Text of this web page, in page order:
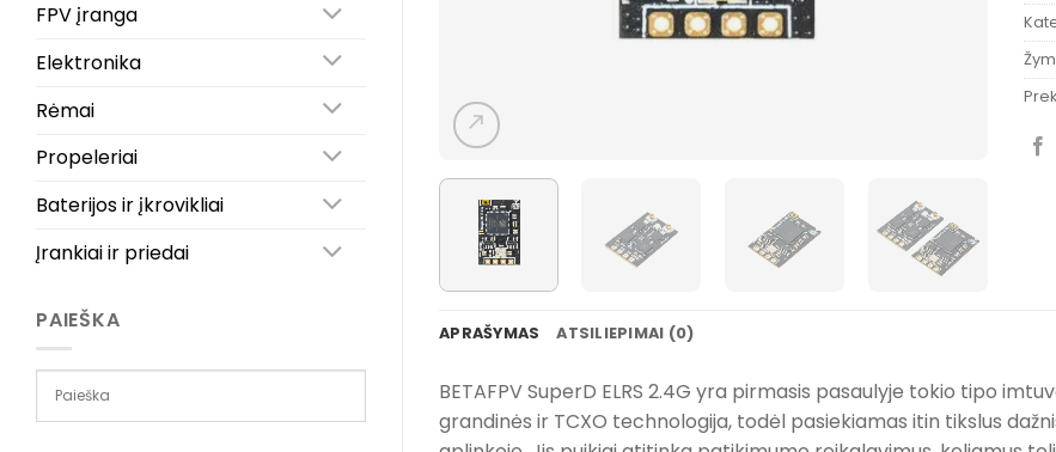
FPV įranga
Elektronika
Rėmai
Propeleriai
Baterijos ir įkrovikliai
Įrankiai ir priedai
PAIEŠKA APRAŠYMAS ATSILIEPIMAI (0)
BETAFPV SuperD ELRS 2.4G yra pirmasis pasaulyje tokio tipo
grandinės ir TCXO technologija, todėl pasiekiamas itin tikslus